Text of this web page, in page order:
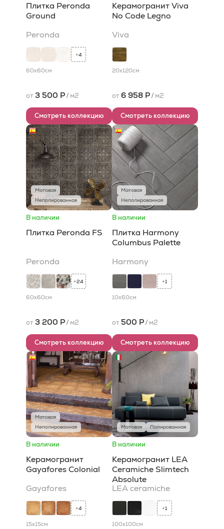
Плитка Peronda
Ground
Peronda
+4
60x60см
от 3 500 Р/ м2
Смотреть коллекцию
Керамогранит Viva
No Code Legno
Viva
20x120см
от 6 958 Р/ м2
Смотреть коллекцию
Матовая
Неполированная
В наличии
Плитка Peronda FS
Peronda
+24
60x60см
от 3 200 Р/ м2
Смотреть коллекцию
Матовая
Неполированная
В наличии
Плитка Harmony
Columbus Palette
Harmony
+1
10x60см
от 500 Р/ м2
Смотреть коллекцию
Матовая
Неполированная
В наличии
Керамогранит
Gayafores Colonial
Gayafores
+4
15x15см
Матовая Полированная
В наличии
Керамогранит LEA
Ceramiche Slimtech
Absolute
LEA ceramiche
+1
100x100см